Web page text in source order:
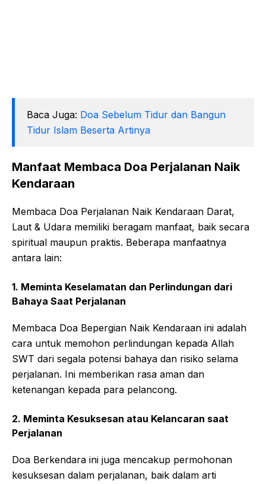
Baca Juga: Doa Sebelum Tidur dan Bangun
Tidur Islam Beserta Artinya
Manfaat Membaca Doa Perjalanan Naik
Kendaraan
Membaca Doa Perjalanan Naik Kendaraan Darat,
Laut & Udara memiliki beragam manfaat, baik secara
spiritual maupun praktis. Beberapa manfaatnya
antara lain:
1. Meminta Keselamatan dan Perlindungan dari
Bahaya Saat Perjalanan
Membaca Doa Bepergian Naik Kendaraan ini adalah
cara untuk memohon perlindungan kepada Allah
SWT dari segala potensi bahaya dan risiko selama
perjalanan. Ini memberikan rasa aman dan
ketenangan kepada para pelancong.
2. Meminta Kesuksesan atau Kelancaran saat
Perjalanan
Doa Berkendara ini juga mencakup permohonan
kesuksesan dalam perjalanan, baik dalam arti